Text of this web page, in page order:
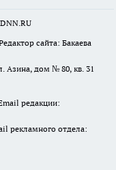
сайта: Бакаева
Азина, дом № 80, кв. 31
редакции:
рекламного отдела: